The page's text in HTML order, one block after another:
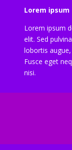
Lorem ipsum
Lorem ipsum
elit. Sed
lobortis
Fusce eget
nisi.